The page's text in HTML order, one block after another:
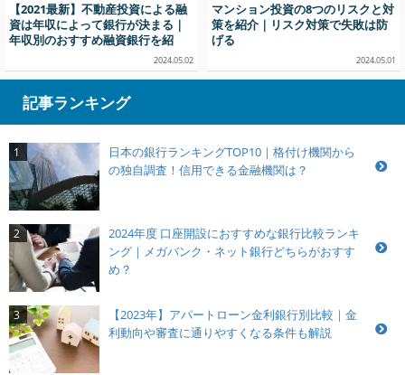
【2021最新】不動産投資による融
資は年収によって銀行が決まる｜
年収別のおすすめ融資銀行を紹
2024.05.02
マンション投資の8つのリスクと対
策を紹介｜リスク対策で失敗は防
げる
2024.05.01
記事ランキング
1
日本の銀行ランキングTOP10｜格付け機関から
の独自調査！信用できる金融機関は？
2
2024年度 口座開設におすすめな銀行比較ランキ
ング｜メガバンク・ネット銀行どちらがおすす
め？
3
【2023年】アパートローン金利銀行別比較｜金
利動向や審査に通りやすくなる条件も解説